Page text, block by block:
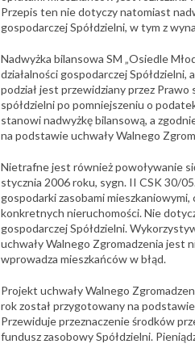
Przepis ten nie dotyczy natomiast
gospodarczej Spółdzielni, w tym z
Nadwyżka bilansowa SM „Osiedle
działalności gospodarczej
podział jest przewidziany przez
spółdzielni po pomniejszeniu o
stanowi nadwyżkę bilansową, a
na podstawie uchwały Walnego
Nietrafne jest również powoływanie
stycznia 2006 roku, sygn. II CSK 30/
gospodarki zasobami
konkretnych nieruchomości. Nie
gospodarczej Spółdzielni.
uchwały Walnego Zgromadzenia jest
wprowadza mieszkańców w błąd.
Projekt uchwały Walnego
rok został przygotowany na
Przewiduje przeznaczenie środków
fundusz zasobowy Spółdzielni.